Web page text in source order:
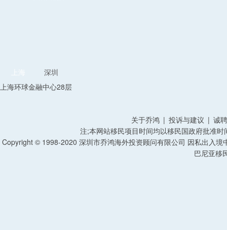
上海
深圳
上海环球金融中心28层
关于乔鸿 | 投诉与建议 | 诚
注;本网站移民项目时间均以移民国政府批准
Copyright © 1998-2020 深圳市乔鸿海外投资顾问有限公司 因私出入
巴尼亚移